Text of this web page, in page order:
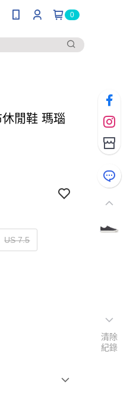
0
閒鞋 瑪瑙
US 7.5
清除
紀錄